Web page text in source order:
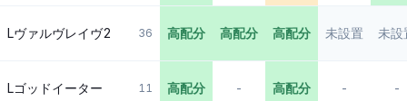
Lヴァルヴレイヴ2 36 高配分 高配分 高配分 未設置 未設
Lゴッドイーター 11 高配分 - 高配分 - -